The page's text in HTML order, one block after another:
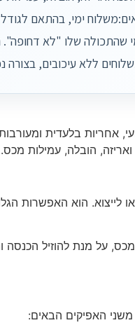
ימי, בהתאם לגודל
שהתכולה שלו "לא דחופה".
ללא עיכובים, בצורה
אחריות בלעדית
ואריזה, הובלה, עמילות מכס.
לייצוא. הוא האפשרות
על מנת להוזיל הכנסה
משני האפיקים הבאים: